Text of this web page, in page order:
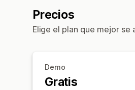
Precios
Elige el plan que mejor se
Demo
Gratis